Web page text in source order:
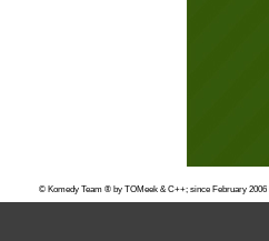
© Komedy Team ® by TOMeek & C++; since February 2006